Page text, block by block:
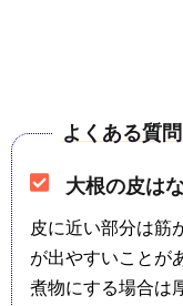
よくある質問
大根の皮は
皮に近い部分は筋
が出やすいことが
煮物にする場合は